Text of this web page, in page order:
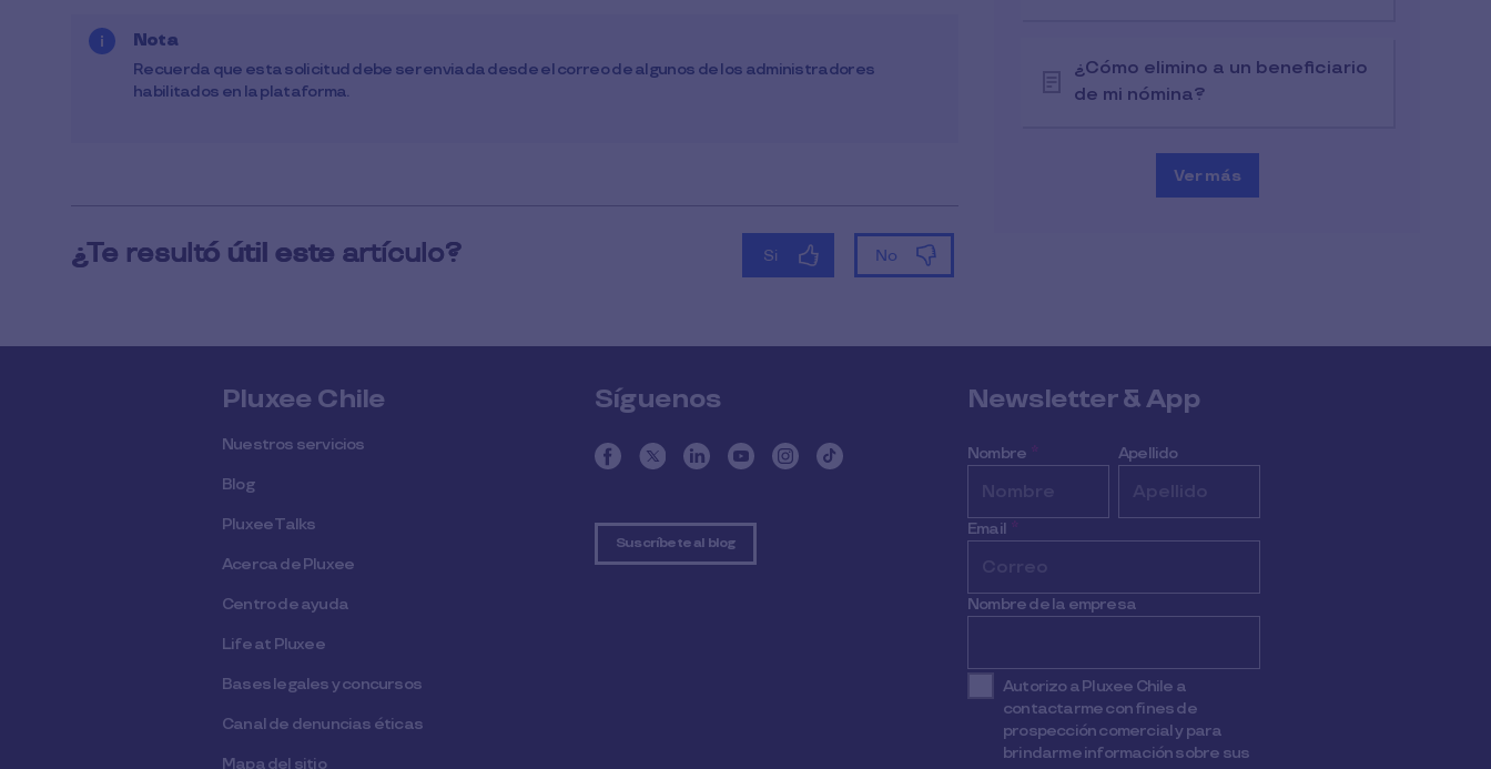
Nota
Recuerda que esta solicitud debe ser enviada desde el correo de algunos de los administradores
habilitados en la plataforma.
¿Cómo elimino a un beneficiario
de mi nómina?
Ver más
Pluxee Chile
Nuestros servicios
Blog
Pluxee Talks
Acerca de Pluxee
Centro de ayuda
Life at Pluxee
Bases legales y concursos
Canal de denuncias éticas
Mapa del sitio
Síguenos
Suscríbete al blog
Newsletter & App
Nombre * Apellido
Email *
Nombre de la empresa
Autorizo a Pluxee Chile a
contactarme con fines de
prospección comercial y para
brindarme información sobre sus